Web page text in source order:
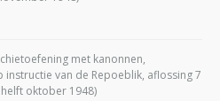
met kanonnen,
van de Repoeblik, aflossing 7
oktober 1948)